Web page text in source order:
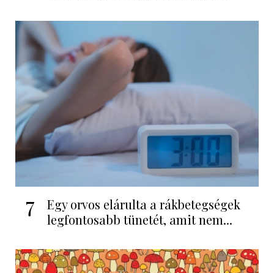
7
Egy orvos elárulta a rákbetegségek
legfontosabb tünetét, amit nem...